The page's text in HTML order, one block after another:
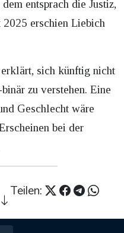
entsprach die Justiz,
erschien Liebich
sich künftig nicht
zu verstehen. Eine
Geschlecht wäre
bei der
Teilen: